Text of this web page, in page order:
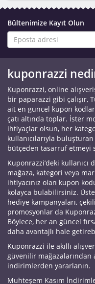
Bültenimize Kayıt Olun
kuponrazzi
Kuponrazzi, online
bir paparazzi gibi çalışır,
ait en güncel kupon
çatı altında toplar. İster
ihtiyaçlar olsun, her
kullanıcılarıyla
bütçeden tasarruf etmeyi
Kuponrazzi’deki kullanıcı
mağaza, kategori veya
ihtiyacınız olan kupon
kolayca bulabilirsiniz.
hediye kampanyaları,
promosyonlar da
Böylece, her an güncel
daha avantajlı hale
Kuponrazzi ile akıllı
güvenilir mağazalarından
indirimlerden yararlanın.
Muhteşem Kasım